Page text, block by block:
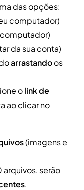
das opções:
computador)
da sua conta)
arrastandoos
olink de
ao clicar no
(imagens e
arquivos, serão
.